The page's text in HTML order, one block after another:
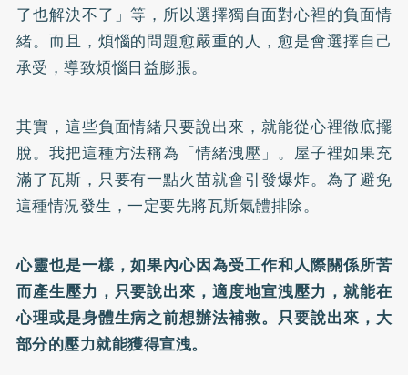
了也解決不了」等，所以選擇獨自面對心裡的負面情
緒。而且，煩惱的問題愈嚴重的人，愈是會選擇自己
承受，導致煩惱日益膨脹。
其實，這些負面情緒只要說出來，就能從心裡徹底擺
脫。我把這種方法稱為「情緒洩壓」。屋子裡如果充
滿了瓦斯，只要有一點火苗就會引發爆炸。為了避免
這種情況發生，一定要先將瓦斯氣體排除。
心靈也是一樣，如果內心因為受工作和人際關係所苦
而產生壓力，只要說出來，適度地宣洩壓力，就能在
心理或是身體生病之前想辦法補救。只要說出來，大
部分的壓力就能獲得宣洩。